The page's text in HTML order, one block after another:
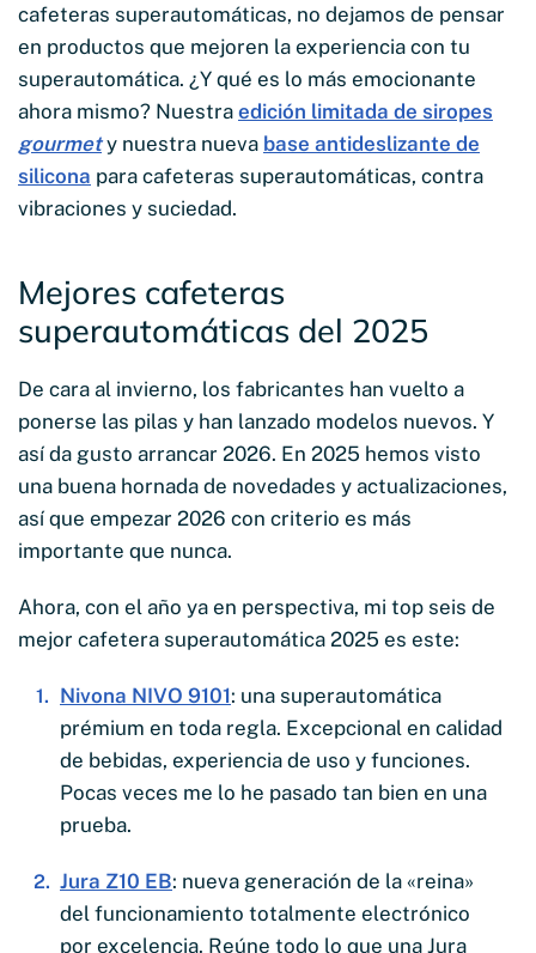
cafeteras superautomáticas, no dejamos de pensar
en productos que mejoren la experiencia con tu
superautomática. ¿Y qué es lo más emocionante
ahora mismo? Nuestra edición limitada de siropes
gourmety nuestra nueva base antideslizante de
silicona para cafeteras superautomáticas, contra
vibraciones y suciedad.
Mejores cafeteras
superautomáticas del 2025
De cara al invierno, los fabricantes han vuelto a
ponerse las pilas y han lanzado modelos nuevos. Y
así da gusto arrancar 2026. En 2025 hemos visto
una buena hornada de novedades y actualizaciones,
así que empezar 2026 con criterio es más
importante que nunca.
Ahora, con el año ya en perspectiva, mi top seis de
mejor cafetera superautomática 2025 es este:
Nivona NIVO 9101: una superautomática
prémium en toda regla. Excepcional en calidad
de bebidas, experiencia de uso y funciones.
Pocas veces me lo he pasado tan bien en una
prueba.
Jura Z10 EB: nueva generación de la «reina»
del funcionamiento totalmente electrónico
por excelencia. Reúne todo lo que una Jura